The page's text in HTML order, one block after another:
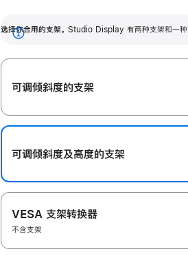
调节范围。
选择你合用的支架。 Studio Display 有两种支架和一种
展
开
可调倾斜度的支架
可调倾斜度及高‍度的支‍架
VESA 支架转换器
不含支架